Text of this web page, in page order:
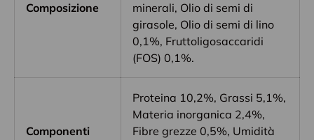
Composizione
minerali, Olio di semi di
girasole, Olio di semi di lino
0,1%, Fruttoligosaccaridi
(FOS) 0,1%.
Componenti
Proteina 10,2%, Grassi 5,1%,
Materia inorganica 2,4%,
Fibre grezze 0,5%, Umidità